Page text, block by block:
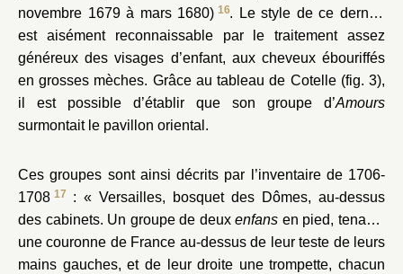
novembre 1679 à mars 1680) 16. Le style de ce dernier
est aisément reconnaissable par le traitement assez
généreux des visages d’enfant, aux cheveux ébouriffés
en grosses mèches. Grâce au tableau de Cotelle (fig. 3),
il est possible d’établir que son groupe d’Amours
surmontait le pavillon oriental.
Ces groupes sont ainsi décrits par l’inventaire de 1706-
1708 17
: « Versailles, bosquet des Dômes, au-dessus
des cabinets. Un groupe de deuxenfans en pied, tenants
une couronne de France au-dessus de leur teste de leurs
mains gauches, et de leur droite une trompette, chacun